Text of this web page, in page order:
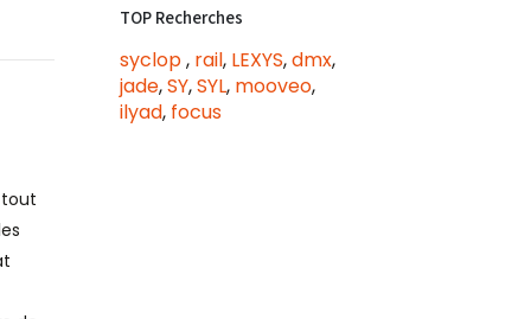
TOP Recherches
syclop, rail, LEXYS,dmx,
jade,SY,SYL, mooveo,
ilyad, focus